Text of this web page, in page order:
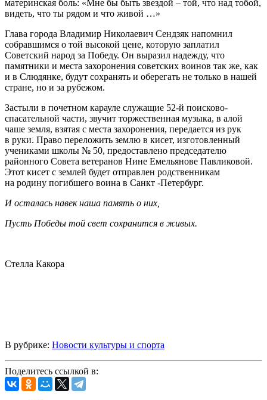
материнская боль: «Мне бы быть звездой – той, что над тобой,
видеть, что ты рядом и что живой …»
Глава города Владимир Николаевич Сендзяк напомнил
собравшимся о той высокой цене, которую заплатил
Советский народ за Победу. Он выразил надежду, что
памятники и места захоронения советских воинов так же, как
и в Слюдянке, будут сохранять и оберегать не только в нашей
стране, но и за рубежом.
Застыли в почетном карауле служащие 52-й поисково-
спасательной части, звучит торжественная музыка, в алой
чаше земля, взятая с места захоронения, передается из рук
в руки. Право переложить землю в кисет, изготовленный
учениками школы № 50, предоставлено председателю
районного Совета ветеранов Нине Емельянове Павликовой.
Этот кисет с землей будет отправлен родственникам
на родину погибшего воина в Санкт -Петербург.
И осталась навек наша память о них,
Пусть Победы той свет сохранится в живых.
Стелла Какора
В рубрике: Новости культуры и спорта
Поделитесь ссылкой в: